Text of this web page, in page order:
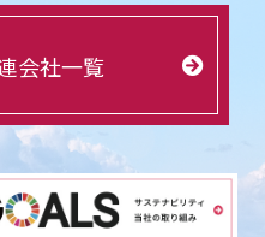
会社一覧